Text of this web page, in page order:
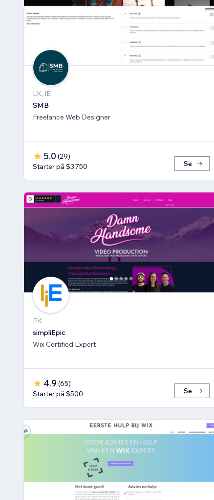
LK, IE
SMB
Freelance Web Designer
5.0 (29)
Starter på $3,750
Se
PK
simpliEpic
Wix Certified Expert
4.9 (65)
Starter på $500
Se